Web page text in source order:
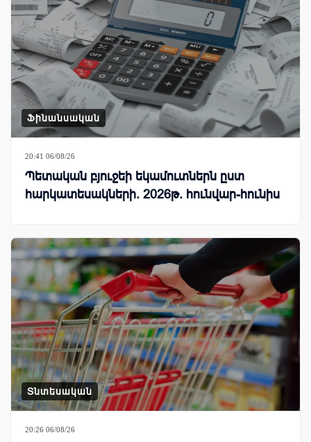
Ֆինանսական
20:41 06/08/26
Պետական բյուջեի եկամուտներն ըստ
հարկատեսակների. 2026թ. հունվար-հունիս
Տնտեսական
20:26 06/08/26